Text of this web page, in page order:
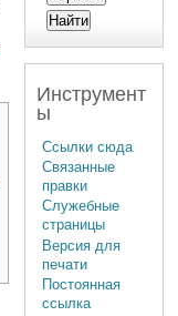
Инструмент
ы
Ссылки сюда
Связанные
правки
Служебные
страницы
Версия для
печати
Постоянная
ссылка